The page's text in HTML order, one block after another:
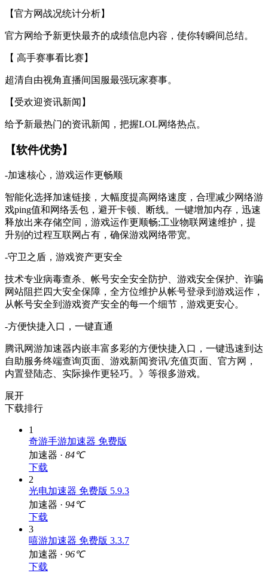
【官方网战况统计分析】
官方网给予新更快最齐的成绩信息内容，使你转瞬间总结。
【 高手赛事看比赛】
超清自由视角直播间国服最强玩家赛事。
【受欢迎资讯新闻】
给予新最热门的资讯新闻，把握LOL网络热点。
【软件优势】
-加速核心，游戏运作更畅顺
智能化选择加速链接，大幅度提高网络速度，合理减少网络游
戏ping值和网络丢包，避开卡顿、断线。一键增加内存，迅速
释放出来存储空间，游戏运作更顺畅;工业物联网速维护，提
升别的过程互联网占有，确保游戏网络带宽。
-守卫之盾，游戏资产更安全
技术专业病毒查杀、帐号安全安全防护、游戏安全保护、诈骗
网站阻拦四大安全保障，全方位维护从帐号登录到游戏运作，
从帐号安全到游戏资产安全的每一个细节，游戏更安心。
-方便快捷入口，一键直通
腾讯网游加速器内嵌丰富多彩的方便快捷入口，一键迅速到达
自助服务终端查询页面、游戏新闻资讯/充值页面、官方网，
内置登陆态、实际操作更轻巧。》等很多游戏。
展开
下载排行
1
奇游手游加速器 免费版
加速器 · 84℃
下载
2
光电加速器 免费版 5.9.3
加速器 · 94℃
下载
3
嘻游加速器 免费版 3.3.7
加速器 ·
96℃
下载